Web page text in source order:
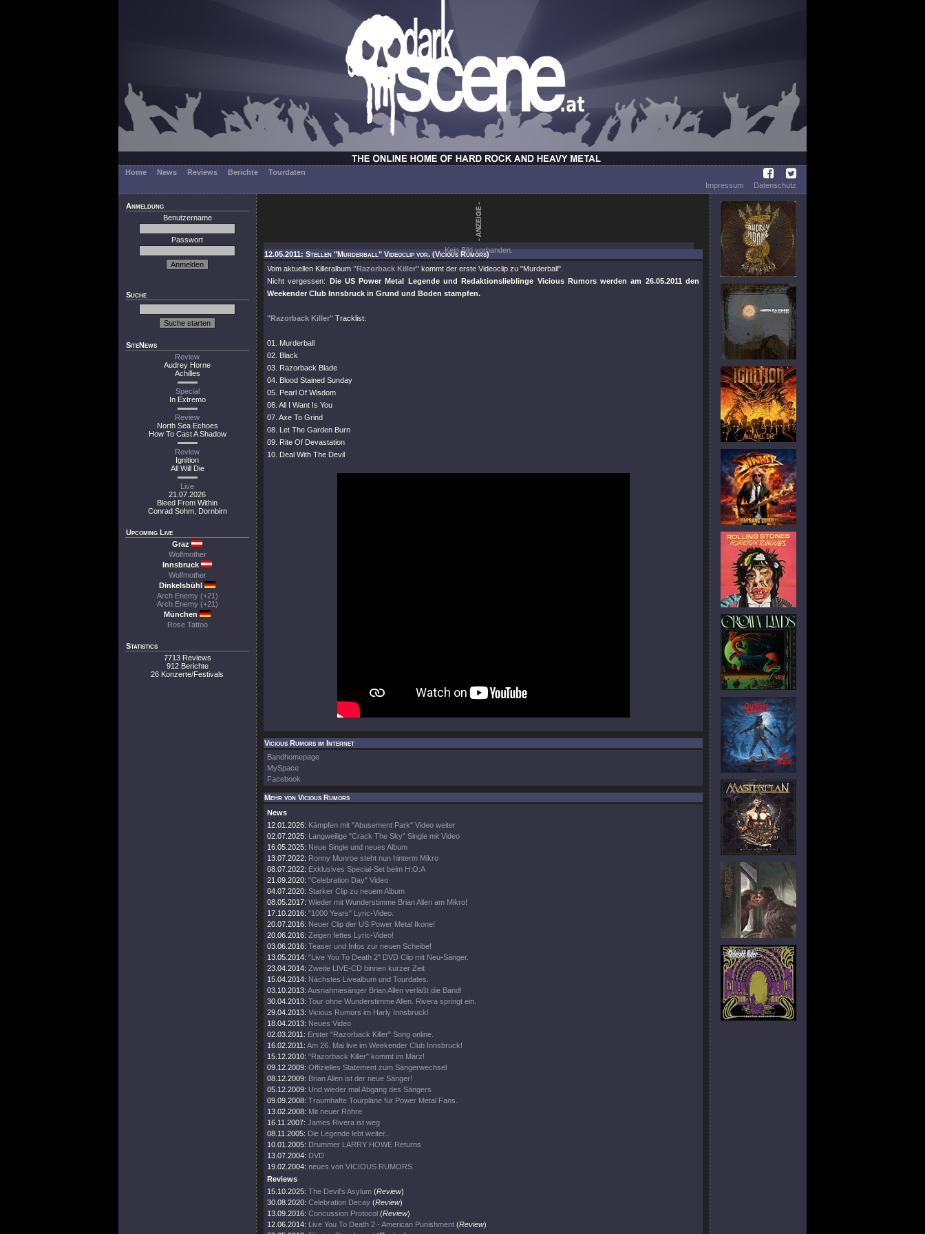
Home News Reviews Berichte
Tourdaten
Impressum
Datenschutz
Anmeldung
Benutzername
Passwort
Suche
SiteNews
Review
Audrey Horne
Achilles
Special
In Extremo
Review
North Sea Echoes
How To Cast A Shadow
Review
Ignition
All Will Die
Live
21.07.2026
Bleed From Within
Conrad Sohm, Dornbirn
Upcoming Live
Graz
Wolfmother
Innsbruck
Wolfmother
Dinkelsbühl
Arch Enemy (+21)
Arch Enemy (+21)
München
Rose Tattoo
Statistics
7713 Reviews
912 Berichte
26 Konzerte/Festivals
Kein Bild vorhanden.
12.05.2011: Stellen "Murderball" Videoclip vor. (Vicious Rumors)
Vom aktuellen Killeralbum "Razorback Killer" kommt der erste Videoclip zu "Murderball"
Nicht vergessen: Die US Power Metal Legende und Redaktionslieblinge Vicious Rumors werden am 26.05.2011 den
Weekender Club Innsbruck in Grund und Boden stampfen.
"Razorback Killer" Tracklist:
01. Murderball
02. Black
03. Razorback Blade
04. Blood Stained Sunday
05. Pearl Of Wisdom
06. All I Want Is You
07. Axe To Grind
08. Let The Garden Burn
09. Rite Of Devastation
10. Deal With The Devil
Vicious Rumors im Internet
Bandhomepage
MySpace
Facebook
Mehr von Vicious Rumors
News
12.01.2026: Kämpfen mit "Abusement Park" Video weiter
02.07.2025: Langweilige "Crack The Sky" Single mit Video
16.05.2025: Neue Single und neues Album
13.07.2022: Ronny Munroe steht nun hinterm Mikro
08.07.2022: Exklusives Special-Set beim H:O:A
21.09.2020: "Celebration Day" Video
04.07.2020: Starker Clip zu neuem Album
08.05.2017: Wieder mit Wunderstimme Brian Allen am Mikro!
17.10.2016: "1000 Years" Lyric-Video.
20.07.2016: Neuer Clip der US Power Metal Ikone!
20.06.2016: Zeigen fettes Lyric-Video!
03.06.2016: Teaser und Infos zur neuen Scheibe!
13.05.2014: "Live You To Death 2" DVD Clip mit Neu-Sänger.
23.04.2014: Zweite LIVE-CD binnen kurzer Zeit
15.04.2014: Nächstes Livealbum und Tourdates.
03.10.2013: Ausnahmesänger Brian Allen verläßt die Band!
30.04.2013: Tour ohne Wunderstimme Allen. Rivera springt ein.
29.04.2013: Vicious Rumors im Harly Innsbruck!
18.04.2013: Neues Video
02.03.2011: Erster "Razorback Killer" Song online.
16.02.2011: Am 26. Mai live im Weekender Club Innsbruck!
15.12.2010: "Razorback Killer" kommt im März!
09.12.2009: Offizielles Statement zum Sängerwechsel
08.12.2009: Brian Allen ist der neue Sänger!
05.12.2009: Und wieder mal Abgang des Sängers
09.09.2008: Traumhafte Tourpläne für Power Metal Fans.
13.02.2008: Mit neuer Röhre
16.11.2007: James Rivera ist weg
08.11.2005: Die Legende lebt weiter...
10.01.2005: Drummer LARRY HOWE Returns
13.07.2004: DVD
19.02.2004: neues von VICIOUS RUMORS
Reviews
15.10.2025: The Devil's Asylum (Review)
30.08.2020: Celebration Decay (Review)
13.09.2016: Concussion Protocol (Review)
12.06.2014: Live You To Death 2 - American Punishment (Review)